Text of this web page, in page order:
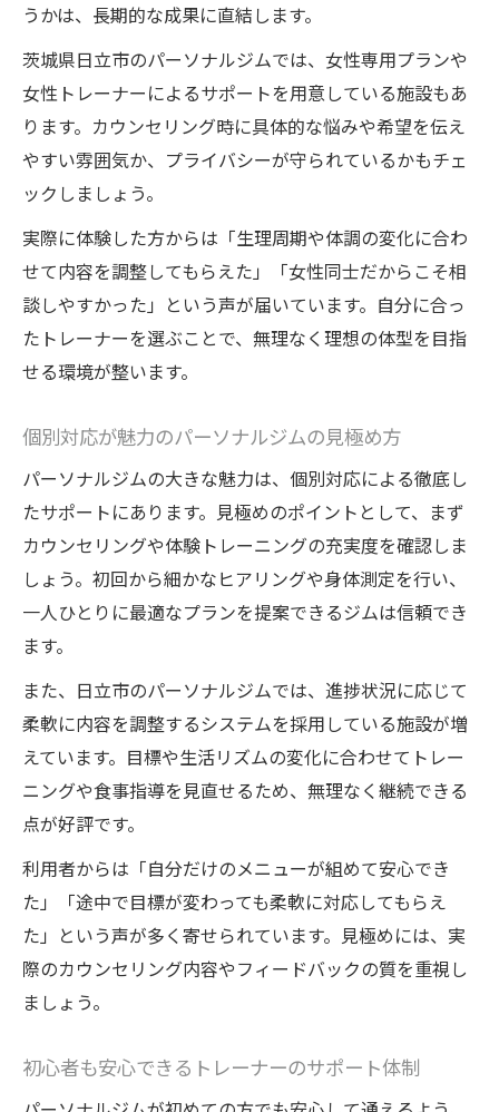
うかは、長期的な成果に直結します。
茨城県日立市のパーソナルジムでは、女性専用プランや
女性トレーナーによるサポートを用意している施設もあ
ります。カウンセリング時に具体的な悩みや希望を伝え
やすい雰囲気か、プライバシーが守られているかもチェ
ックしましょう。
実際に体験した方からは「生理周期や体調の変化に合わ
せて内容を調整してもらえた」「女性同士だからこそ相
談しやすかった」という声が届いています。自分に合っ
たトレーナーを選ぶことで、無理なく理想の体型を目指
せる環境が整います。
個別対応が魅力のパーソナルジムの見極め方
パーソナルジムの大きな魅力は、個別対応による徹底し
たサポートにあります。見極めのポイントとして、まず
カウンセリングや体験トレーニングの充実度を確認しま
しょう。初回から細かなヒアリングや身体測定を行い、
一人ひとりに最適なプランを提案できるジムは信頼でき
ます。
また、日立市のパーソナルジムでは、進捗状況に応じて
柔軟に内容を調整するシステムを採用している施設が増
えています。目標や生活リズムの変化に合わせてトレー
ニングや食事指導を見直せるため、無理なく継続できる
点が好評です。
利用者からは「自分だけのメニューが組めて安心でき
た」「途中で目標が変わっても柔軟に対応してもらえ
た」という声が多く寄せられています。見極めには、実
際のカウンセリング内容やフィードバックの質を重視し
ましょう。
初心者も安心できるトレーナーのサポート体制